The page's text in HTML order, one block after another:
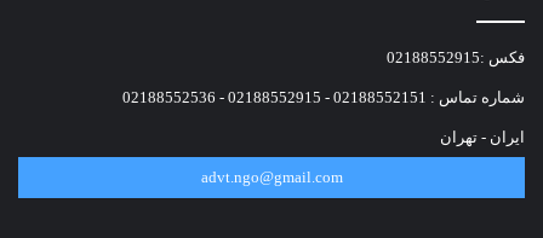
فکس :02188552915
شماره تماس : 02188552151 - 02188552915 - 02188552536
ایران - تهران
advt.ngo@gmail.com